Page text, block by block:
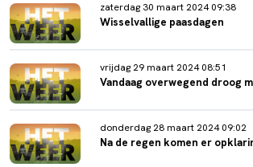
zaterdag 30 maart 2024 09:38
Wisselvallige paasdagen
vrijdag 29 maart 2024 08:51
Vandaag overwegend droog
donderdag 28 maart 2024 09:02
Na de regen komen er